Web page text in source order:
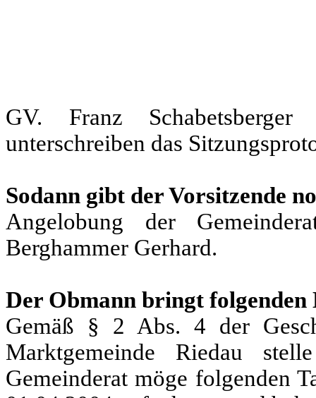
GV. Franz
unterschreiben das
Sodann gibt der Vorsitzende
Angelobung der
Berghammer Gerhard.
Der Obmann bringt
Gemäß § 2 Abs. 4 der
Marktgemeinde Riedau
Gemeinderat möge folgenden